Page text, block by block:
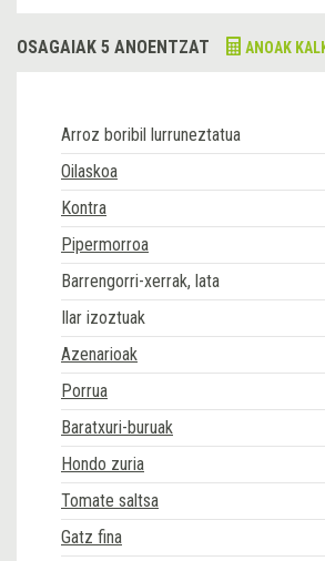
OSAGAIAK 5 ANOENTZAT ANOAK
Arroz boribil lurruneztatua
Oilaskoa
Kontra
Pipermorroa
Barrengorri-xerrak, lata
Ilar izoztuak
Azenarioak
Porrua
Baratxuri-buruak
Hondo zuria
Tomate saltsa
Gatz fina